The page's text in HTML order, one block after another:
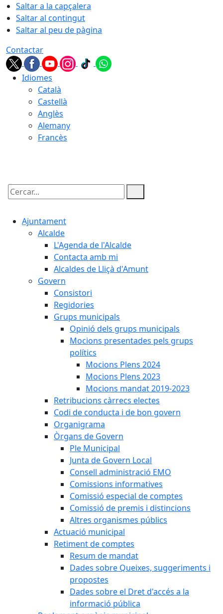
Saltar a la capçalera
Saltar al contingut
Saltar al peu de pàgina
Contactar
Idiomes
Català
Castellà
Anglès
Alemany
Francès
Cercar:
Ajuntament
Alcalde
L'Agenda de l'Alcalde
Contacta amb mi
Alcaldes de Lliçà d'Amunt
Govern
Consistori
Regidories
Grups municipals
Opinió dels grups municipals
Mocions presentades pels grups
polítics
Mocions Plens 2024
Mocions Plens 2023
Mocions mandat 2019-2023
Retribucions càrrecs electes
Codi de conducta i de bon govern
Organigrama
Òrgans de Govern
Ple Municipal
Junta de Govern Local
Consell administració EMO
Comissions informatives
Comissió especial de comptes
Comissió de premis i distincions
Altres organismes públics
Actuació municipal
Retiment de comptes
Resum de mandat
Dades sobre Queixes, suggeriments i
propostes
Dades sobre el Dret d'accés a la
informació pública